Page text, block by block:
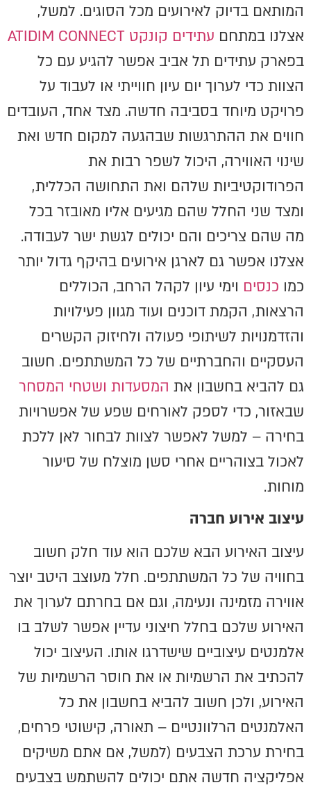
המותאם בדיוק לאירועים מכל הסוגים. למשל,
אצלנו במתחם עתידים קונקט ATIDIM CONNECT
בפארק עתידים תל אביב אפשר להגיע עם כל
הצוות כדי לערוך יום עיון חווייתי או לעבוד על
פרויקט מיוחד בסביבה חדשה. מצד אחד, העובדים
חווים את ההתרגשות שבהגעה למקום חדש ואת
שינוי האווירה, היכול לשפר רבות את
הפרודוקטיביות שלהם ואת התחושה הכללית,
ומצד שני החלל שהם מגיעים אליו מאובזר בכל
מה שהם צריכים והם יכולים לגשת ישר לעבודה.
אצלנו אפשר גם לארגן אירועים בהיקף גדול יותר
כמו כנסים וימי עיון לקהל הרחב, הכוללים
הרצאות, הקמת דוכנים ועוד מגוון פעילויות
והזדמנויות לשיתופי פעולה ולחיזוק הקשרים
העסקיים והחברתיים של כל המשתתפים. חשוב
גם להביא בחשבון את המסעדות ושטחי המסחר
שבאזור, כדי לספק לאורחים שפע של אפשרויות
בחירה – למשל לאפשר לצוות לבחור לאן ללכת
לאכול בצוהריים אחרי סשן מוצלח של סיעור
מוחות.
עיצוב אירוע חברה
עיצוב האירוע הבא שלכם הוא עוד חלק חשוב
בחוויה של כל המשתתפים. חלל מעוצב היטב יוצר
אווירה מזמינה ונעימה, וגם אם בחרתם לערוך את
האירוע שלכם בחלל חיצוני עדיין אפשר לשלב בו
אלמנטים עיצוביים שישדרגו אותו. העיצוב יכול
להכתיב את הרשמיות או את חוסר הרשמיות של
האירוע, ולכן חשוב להביא בחשבון את כל
האלמנטים הרלוונטיים – תאורה, קישוטי פרחים,
בחירת ערכת הצבעים (למשל, אם אתם משיקים
אפליקציה חדשה אתם יכולים להשתמש בצבעים